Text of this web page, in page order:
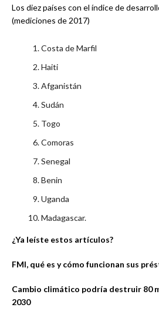
Los diez países con el índice de
(mediciones de 2017)
Costa de Marfil
Haiti
Afganistán
Sudán
Togo
Comoras
Senegal
Benin
Uganda
Madagascar.
¿Ya leíste estos artículos?
FMI, qué es y cómo funcionan sus
Cambio climático podría destruir 80
2030